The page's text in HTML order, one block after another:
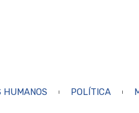
HUMANOS POLÍTICA